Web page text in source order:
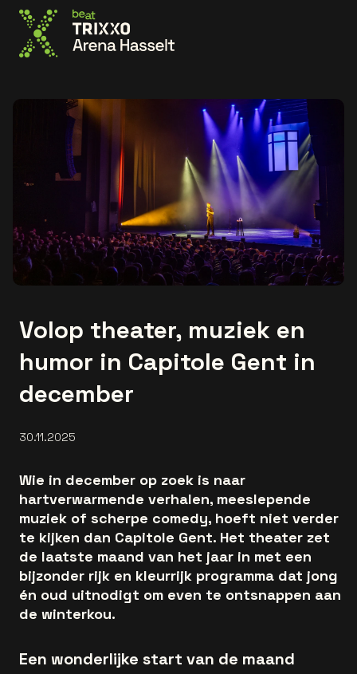
Volop theater, muziek en
humor in Capitole Gent in
december
30.11.2025
Wie in december op zoek is naar
hartverwarmende verhalen, meeslepende
muziek of scherpe comedy, hoeft niet verder
te kijken dan Capitole Gent. Het theater zet
de laatste maand van het jaar in met een
bijzonder rijk en kleurrijk programma dat jong
én oud uitnodigt om even te ontsnappen aan
de winterkou.
Een wonderlijke start van de maand